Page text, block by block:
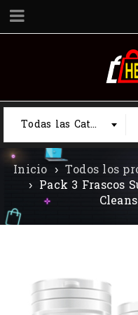
Todas las Categorias
Inicio › Todos los
› Pack 3 Frascos